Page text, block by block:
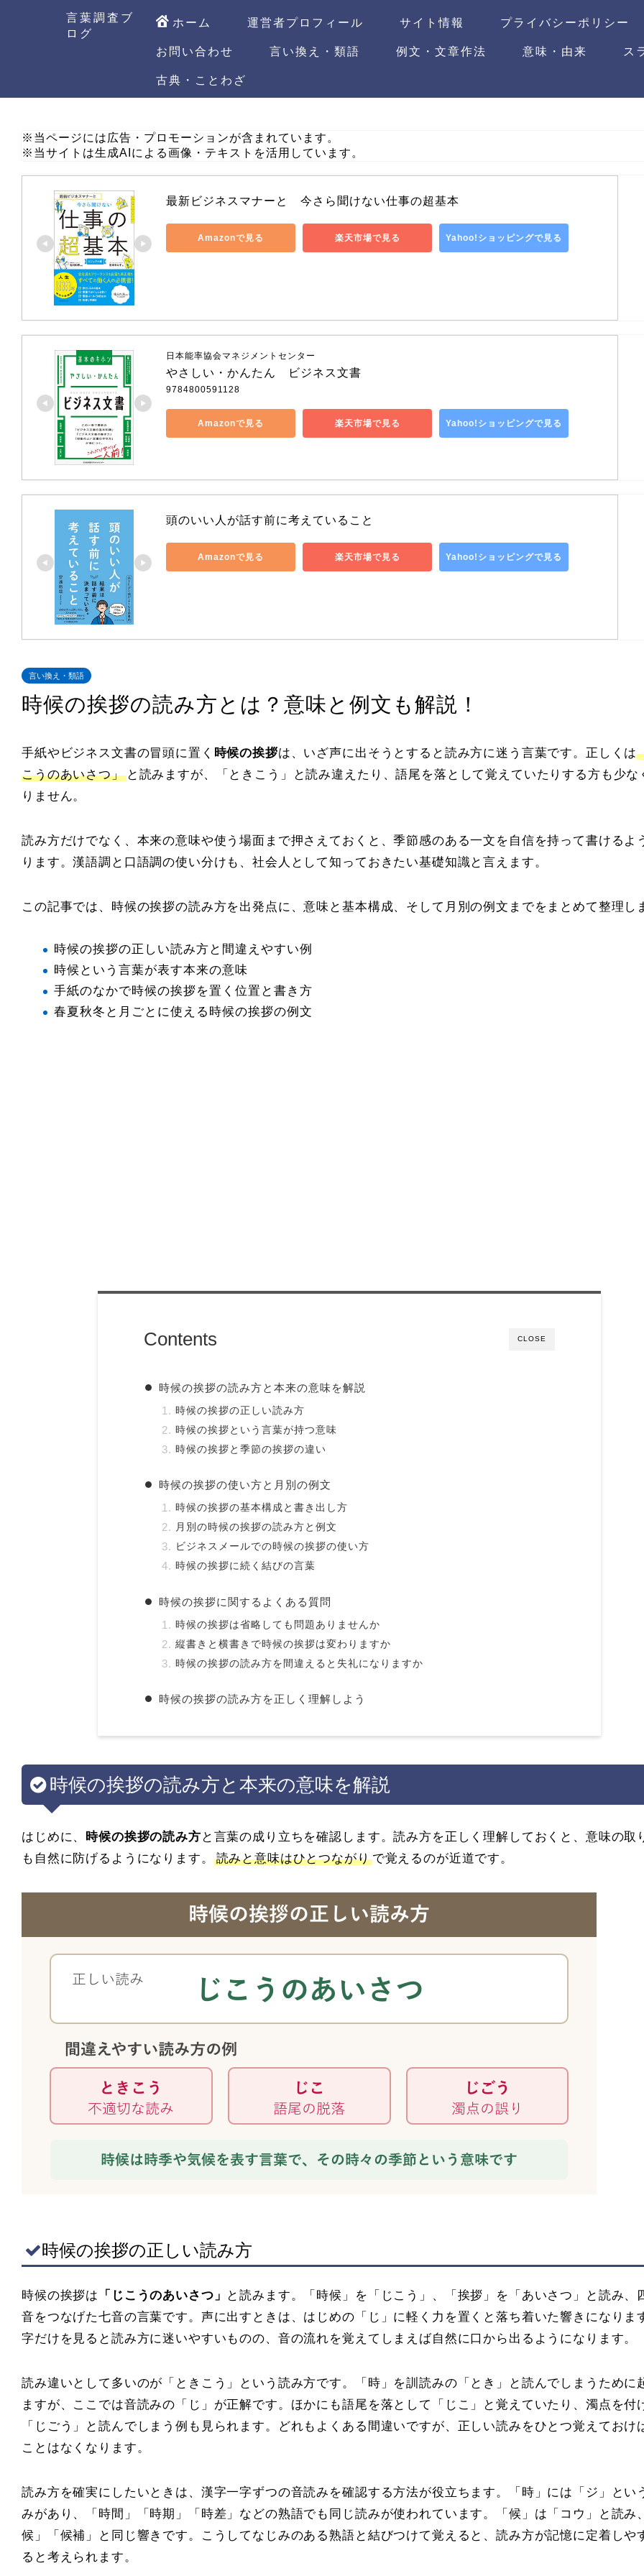
言葉調査ブ
ログ
ホーム 運営者プロフィール サイト情報
プライバシーポリシー
お問い合わせ
言い換え・類語 例文・文章作法 意味・由来
ス
古典・ことわざ
※当ページには広告・プロモーションが含まれています。
※当サイトは生成AIによる画像・テキストを活用しています。
最新ビジネスマナーと　今さら聞けない仕事の超基本
Amazonで見る 楽天市場で見る Yahoo!ショッピングで見る
日本能率協会マネジメントセンター
やさしい・かんたん　ビジネス文書
9784800591128
Amazonで見る 楽天市場で見る Yahoo!ショッピングで見る
頭のいい人が話す前に考えていること
Amazonで見る 楽天市場で見る Yahoo!ショッピングで見る
言い換え・類語
時候の挨拶の読み方とは？意味と例文も解説！
手紙やビジネス文書の冒頭に置く 時候の挨拶は、いざ声に出そうとすると読み方に迷う言葉です。正しくは
こうのあいさつ」と読みますが、「ときこう」と読み違えたり、語尾を落として覚えていたりする方も少な
りません。
読み方だけでなく、本来の意味や使う場面まで押さえておくと、季節感のある一文を自信を持って書けるよ
ります。漢語調と口語調の使い分けも、社会人として知っておきたい基礎知識と言えます。
この記事では、時候の挨拶の読み方を出発点に、意味と基本構成、そして月別の例文までをまとめて整理し
時候の挨拶の正しい読み方と間違えやすい例
時候という言葉が表す本来の意味
手紙のなかで時候の挨拶を置く位置と書き方
春夏秋冬と月ごとに使える時候の挨拶の例文
CLOSE
Contents
時候の挨拶の読み方と本来の意味を解説
時候の挨拶の正しい読み方
時候の挨拶という言葉が持つ意味
時候の挨拶と季節の挨拶の違い
時候の挨拶の使い方と月別の例文
時候の挨拶の基本構成と書き出し方
月別の時候の挨拶の読み方と例文
ビジネスメールでの時候の挨拶の使い方
時候の挨拶に続く結びの言葉
時候の挨拶に関するよくある質問
時候の挨拶は省略しても問題ありませんか
縦書きと横書きで時候の挨拶は変わりますか
時候の挨拶の読み方を間違えると失礼になりますか
時候の挨拶の読み方を正しく理解しよう
時候の挨拶の読み方と本来の意味を解説
はじめに、 時候の挨拶の読み方 と言葉の成り立ちを確認します。読み方を正しく理解しておくと、意味の取
も自然に防げるようになります。
読みと意味はひとつながりで覚えるのが近道です。
時候の挨拶の正しい読み方
時候の挨拶は 「じこうのあいさつ」
と読みます。「時候」を「じこう」、「挨拶」を「あいさつ」と読み、
音をつなげた七音の言葉です。声に出すときは、はじめの「じ」に軽く力を置くと落ち着いた響きになりま
字だけを見ると読み方に迷いやすいものの、音の流れを覚えてしまえば自然に口から出るようになります。
読み違いとして多いのが「ときこう」という読み方です。「時」を訓読みの「とき」と読んでしまうために
ますが、ここでは音読みの「じ」が正解です。ほかにも語尾を落として「じこ」と覚えていたり、濁点を付
「じごう」と読んでしまう例も見られます。どれもよくある間違いですが、正しい読みをひとつ覚えておけ
ことはなくなります。
読み方を確実にしたいときは、漢字一字ずつの音読みを確認する方法が役立ちます。「時」には「ジ」とい
みがあり、「時間」「時期」「時差」などの熟語でも同じ読みが使われています。「候」は「コウ」と読み
候」「候補」と同じ響きです。こうしてなじみのある熟語と結びつけて覚えると、読み方が記憶に定着しや
ると考えられます。